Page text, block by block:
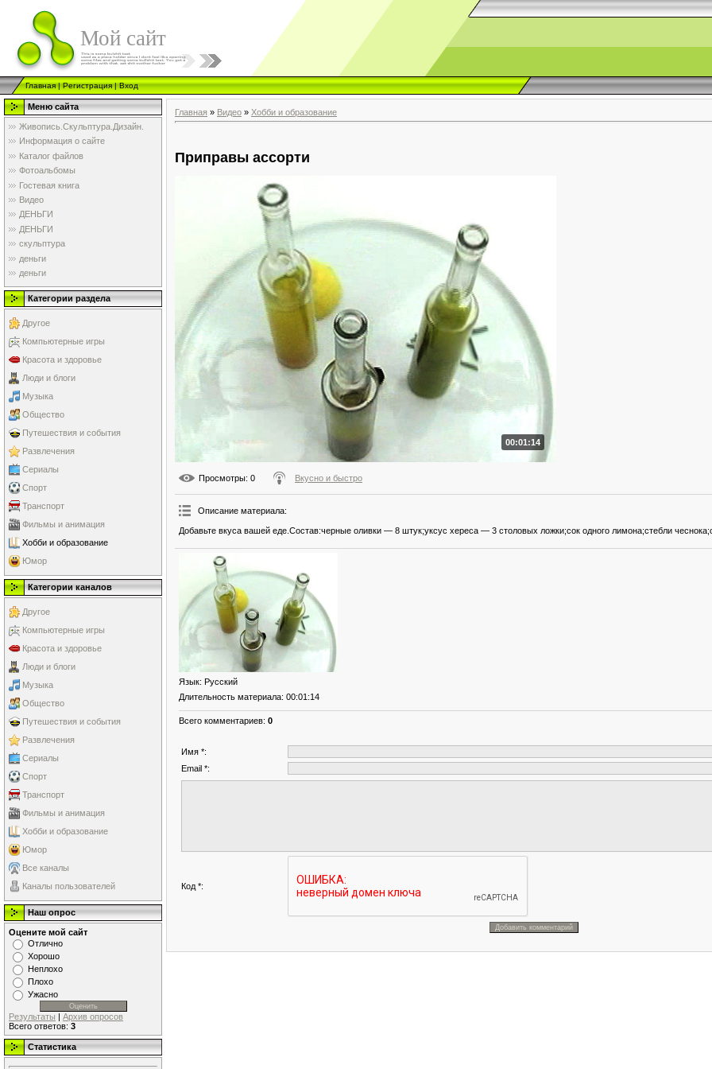
Мой сайт
Главная|Регистрация|Вход
Меню сайта
Живопись.Скульптура.Дизайн.
Информация о сайте
Каталог файлов
Фотоальбомы
Гостевая книга
Видео
ДЕНЬГИ
ДЕНЬГИ
скульптура
деньги
деньги
Категории раздела
Другое
Компьютерные игры
Красота и здоровье
Люди и блоги
Музыка
Общество
Путешествия и события
Развлечения
Сериалы
Спорт
Транспорт
Фильмы и анимация
Хобби и образование
Юмор
Категории каналов
Другое
Компьютерные игры
Красота и здоровье
Люди и блоги
Музыка
Общество
Путешествия и события
Развлечения
Сериалы
Спорт
Транспорт
Фильмы и анимация
Хобби и образование
Юмор
Все каналы
Каналы пользователей
Наш опрос
Оцените мой сайт
Отлично
Хорошо
Неплохо
Плохо
Ужасно
Результаты | Архив опросов
Всего ответов: 3
Статистика
Главная » Видео » Хобби и образование
Приправы ассорти
00:01:14
Просмотры: 0 Вкусно и быстро
Описание материала:
Добавьте вкуса вашей еде.Состав:черные оливки — 8 штук;уксус хереса — 3 столовых ложки;сок одного лимона;стебли
Язык: Русский
Длительность материала: 00:01:14
Всего комментариев: 0
Имя *:
Email *:
Код *: